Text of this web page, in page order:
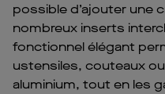
possible d’ajouter une
nombreux inserts
fonctionnel élégant
ustensiles, couteaux
aluminium, tout en les